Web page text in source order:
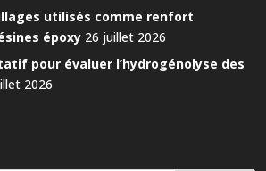
utilisés comme renfort
époxy 26 juillet 2026
pour évaluer l’hydrogénolyse des
2026